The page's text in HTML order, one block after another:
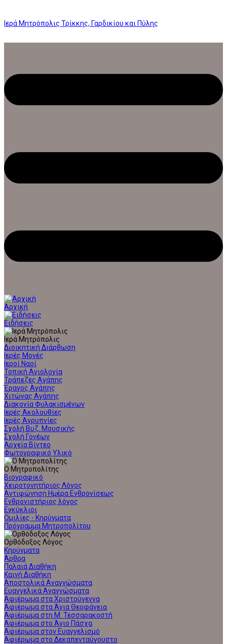
Ιερά Μητρόπολις Τρίκκης, Γαρδικίου και Πύλης
Αρχική
Ειδήσεις
Ιερά Μητρόπολις
Διοικητική Διάρθωση
Ιερές Μονές
Ιεροί Ναοί
Τοπική Αγιολογία
Τράπεζες Αγάπης
Έρανος Αγάπης
Χιτώνας Αγάπης
Διακονία Φυλακισμένων
Ιερές Ακολουθίες
Ιερές Αγρυπνίες
Σχολή Βυζ. Μουσικής
Σχολή Γονέων
Αρχεία Βίντεο
Φωτογραφικό Υλικό
Ο Μητροπολίτης
Βιογραφικό
Χειροτονητήριος Λόγος
Αντιφώνηση Ημέρα Ενθρονίσεως
Ενθρονιστήριος λόγος
Εγκύκλιοι
Ομιλίες - Κηρύγματα
Πρόγραμμα Μητροπολίτου
Ορθόδοξος Λόγος
Κηρύγματα
Άρθρα
Παλαιά Διαθήκη
Καινή Διαθήκη
Αποστολικά Αναγνώσματα
Ευαγγελικά Αναγνώσματα
Αφιέρωμα στα Χριστούγεννα
Αφιέρωμα στα Άγια Θεοφάνεια
Αφιέρωμα στη Μ. Τεσσαρακοστή
Αφιέρωμα στο Άγιο Πάσχα
Αφιέρωμα στον Ευαγγελισμό
Αφιέρωμα στο Δεκαπενταύγουστο